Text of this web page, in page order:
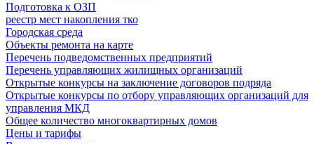
Подготовка к ОЗП
реестр мест накопления тко
Городская среда
Объекты ремонта на карте
Перечень подведомственных предприятий
Перечень управляющих жилищных организаций
Открытые конкурсы на заключение договоров подряда
Открытые конкурсы по отбору управляющих организаций для
управления МКД
Общее количество многоквартирных домов
Цены и тарифы